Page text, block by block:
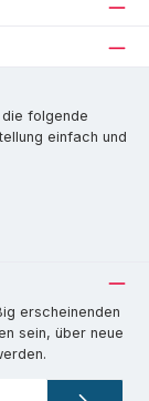
folgende
einfach und
erscheinenden
sein, über neue